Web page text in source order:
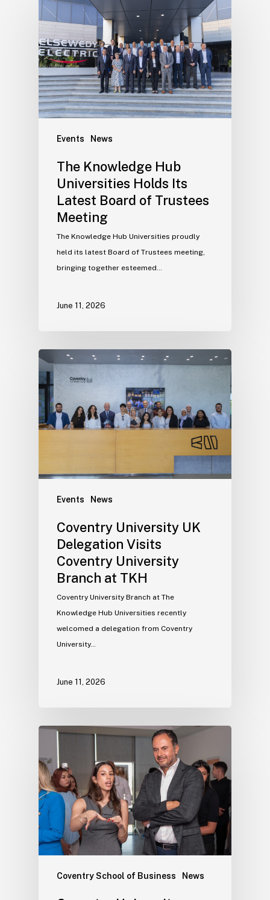
Events News
The Knowledge Hub
Universities Holds Its
Latest Board of Trustees
Meeting
The Knowledge Hub Universities proudly
held its latest Board of Trustees meeting,
bringing together esteemed…
June 11, 2026
Events News
Coventry University UK
Delegation Visits
Coventry University
Branch at TKH
Coventry University Branch at The
Knowledge Hub Universities recently
welcomed a delegation from Coventry
University…
June 11, 2026
Coventry School of Business News